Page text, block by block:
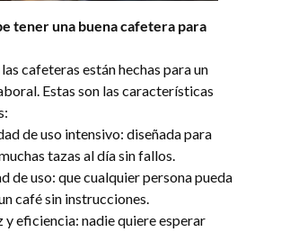
tener una buena cafetera para
cafeteras están hechas para un
Estas son las características
de uso intensivo: diseñada para
tazas al día sin fallos.
de uso: que cualquier persona pueda
café sin instrucciones.
y eficiencia: nadie quiere esperar